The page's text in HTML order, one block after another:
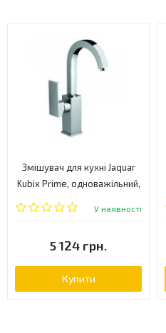
Змішувач для кухні Jaquar
Kubix Prime, одноважільний,
хром (KUB-CHR-35179FB)
У наявності
5 124 грн.
Купити